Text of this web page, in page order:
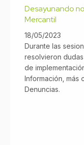
Desayunando
Mercantil
18/05/2023
Durante las
resolvieron
de
Información, más
Denuncias.